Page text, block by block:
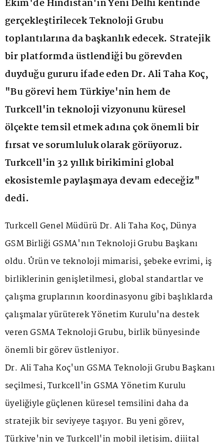
Ekim'de Hindistan'ın Yeni Delhi kentinde
gerçekleştirilecek Teknoloji Grubu
toplantılarına da başkanlık edecek. Stratejik
bir platformda üstlendiği bu görevden
duyduğu gururu ifade eden Dr. Ali Taha Koç,
"Bu görevi hem Türkiye'nin hem de
Turkcell'in teknoloji vizyonunu küresel
ölçekte temsil etmek adına çok önemli bir
fırsat ve sorumluluk olarak görüyoruz.
Turkcell'in 32 yıllık birikimini global
ekosistemle paylaşmaya devam edeceğiz"
dedi.
Turkcell Genel Müdürü Dr. Ali Taha Koç, Dünya
GSM Birliği GSMA'nın Teknoloji Grubu Başkanı
oldu. Ürün ve teknoloji mimarisi, şebeke evrimi, iş
birliklerinin genişletilmesi, global standartlar ve
çalışma gruplarının koordinasyonu gibi başlıklarda
çalışmalar yürüterek Yönetim Kurulu'na destek
veren GSMA Teknoloji Grubu, birlik bünyesinde
önemli bir görev üstleniyor.
Dr. Ali Taha Koç'un GSMA Teknoloji Grubu Başkanı
seçilmesi, Turkcell'in GSMA Yönetim Kurulu
üyeliğiyle güçlenen küresel temsilini daha da
stratejik bir seviyeye taşıyor. Bu yeni görev,
Türkiye'nin ve Turkcell'in mobil iletişim, dijital